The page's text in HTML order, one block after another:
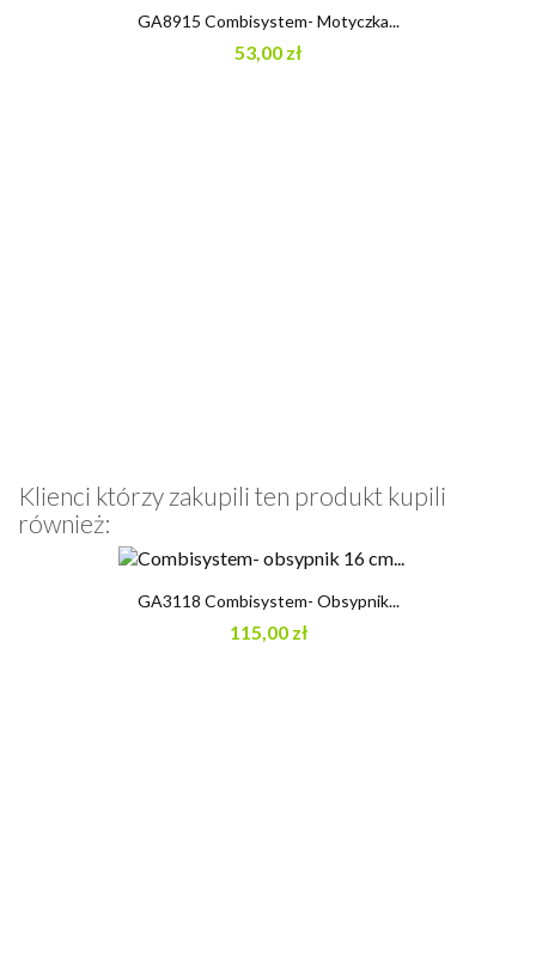
GA8915 Combisystem- Motyczka...
53,00 zł
Klienci którzy zakupili ten produkt kupili
również:
GA3118 Combisystem- Obsypnik...
115,00 zł